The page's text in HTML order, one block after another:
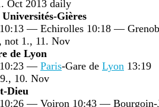
Oct 2013 daily
Gières
— Echirolles 10:18 —
1., 11. Nov
de Lyon
10:23 — Paris-Gare de Lyon 13:19
10. Nov
Dieu
10:26 — Voiron 10:43 —